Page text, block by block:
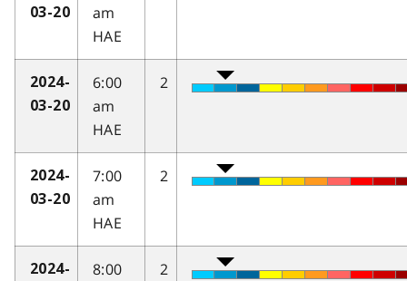
03-20
am
HAE
2024-
03-20
6:00
am
HAE
2
2024-
03-20
7:00
am
HAE
2
2024-
8:00
2